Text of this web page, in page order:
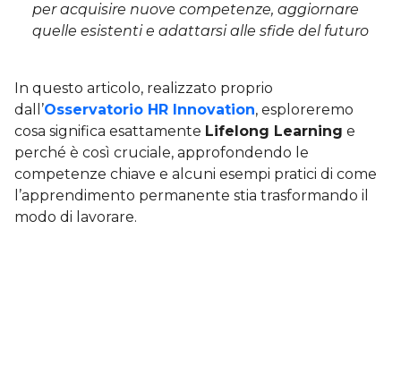
per acquisire nuove competenze, aggiornare
quelle esistenti e adattarsi alle sfide del futuro
In questo articolo, realizzato proprio
dall’Osservatorio HR Innovation, esploreremo
cosa significa esattamente Lifelong Learning e
perché è così cruciale, approfondendo le
competenze chiave e alcuni esempi pratici di come
l’apprendimento permanente stia trasformando il
modo di lavorare.